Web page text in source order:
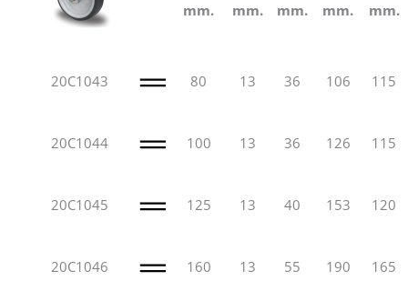
mm. mm. mm. mm. mm.
20C1043 80 13 36 106 115
20C1044 100 13 36 126 115
20C1045 125 13 40 153 120
20C1046 160 13 55 190 165